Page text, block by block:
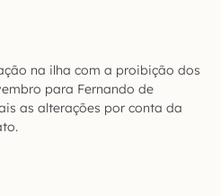
na ilha com a proibição dos
para Fernando de
as alterações por conta da